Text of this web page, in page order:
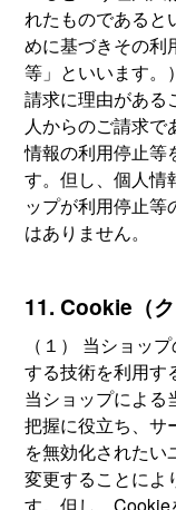
れたものであると
めに基づきその利
等」といいます。
請求に理由がある
人からのご請求で
情報の利用停止等
す。但し、個人情
ップが利用停止
はありません。
11. Cookie（
（１） 当ショッ
する技術を利用す
当ショップによる
把握に役立ち、サ
を無効化されたい
変更することによ